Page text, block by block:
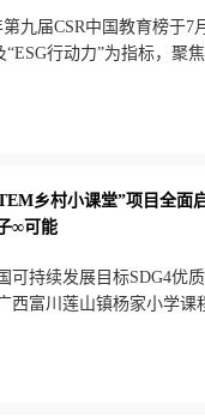
九届CSR中国教育榜于7
“ESG行动力”为指标，聚
与应对气候变化、乡村振
乡村小课堂”项目全面
∞可能
可持续发展目标SDG4优质
西富川莲山镇杨家小学课
资源的保护今天的课程